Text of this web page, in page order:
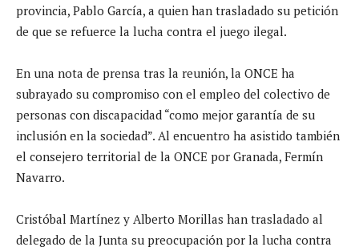
provincia, Pablo García, a quien han trasladado su petición
de que se refuerce la lucha contra el juego ilegal.
En una nota de prensa tras la reunión, la ONCE ha
subrayado su compromiso con el empleo del colectivo de
personas con discapacidad “como mejor garantía de su
inclusión en la sociedad”. Al encuentro ha asistido también
el consejero territorial de la ONCE por Granada, Fermín
Navarro.
Cristóbal Martínez y Alberto Morillas han trasladado al
delegado de la Junta su preocupación por la lucha contra